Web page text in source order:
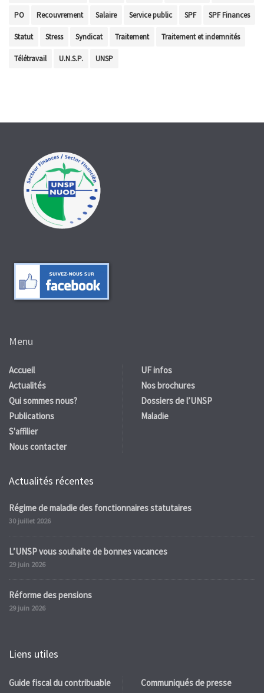
PO Recouvrement Salaire Service public SPF SPF Finances
Statut Stress Syndicat Traitement Traitement et indemnités
Télétravail U.N.S.P. UNSP
Menu
Accueil
Actualités
Qui sommes nous?
Publications
S'affilier
Nous contacter
UF infos
Nos brochures
Dossiers de l’UNSP
Maladie
Actualités récentes
Régime de maladie des fonctionnaires statutaires
30 juillet 2026
L’UNSP vous souhaite de bonnes vacances
29 juin 2026
Réforme des pensions
29 juin 2026
Liens utiles
Guide fiscal du contribuable
Communiqués de presse